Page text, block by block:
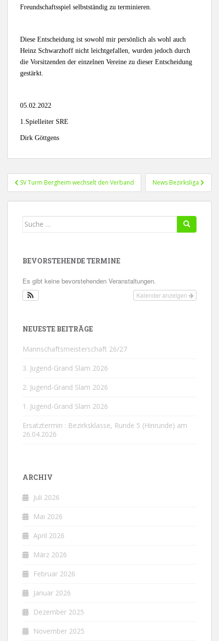
Freundschaftsspiel selbstständig zu terminieren.
Diese Entscheidung ist sowohl mir persönlich als wohl auch
Heinz Schwarzhoff nicht leichtgefallen, wurden jedoch durch
die Vorsitzenden der einzelnen Vereine zu dieser Entscheidung
gestärkt.
05.02.2022
1.Spielleiter SRE
Dirk Göttgens
Beitragsnavigation
SV Turm Bergheim wechselt den Verband News Bezirksliga
Suche
BEVORSTEHENDE TERMINE
Es gibt keine bevorstehenden Veranstaltungen.
Kalender anzeigen
NEUESTE BEITRÄGE
Mannschaftsmeisterschaft 26/27
3. Jugend-Grand Slam 2026
2. Jugend-Grand Slam 2026
1. Jugend-Grand Slam 2026
Ersatztermin : Bezirksklasse, Runde 5 (Hinrunde) am
26.04.2026
ARCHIV
Juli 2026
Mai 2026
April 2026
März 2026
Februar 2026
Januar 2026
Dezember 2025
November 2025